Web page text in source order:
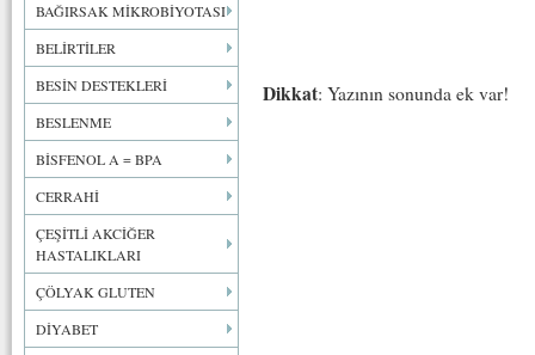
BAĞIRSAK MİKROBİYOTASI
BELİRTİLER
BESİN DESTEKLERİ
BESLENME
BİSFENOL A = BPA
CERRAHİ
ÇEŞİTLİ AKCİĞER
HASTALIKLARI
ÇÖLYAK GLUTEN
DİYABET
Dikkat: Yazının sonunda ek var!